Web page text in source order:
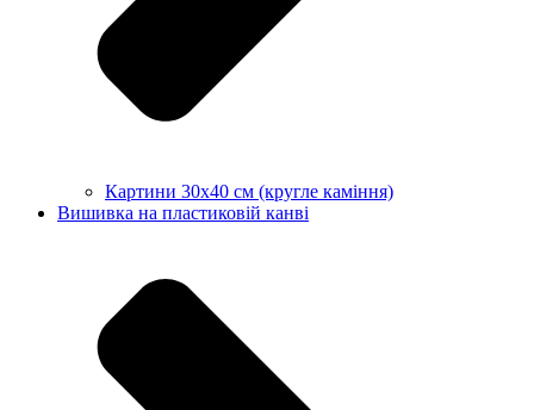
Картини 30х40 см (кругле каміння)
Вишивка на пластиковій канві